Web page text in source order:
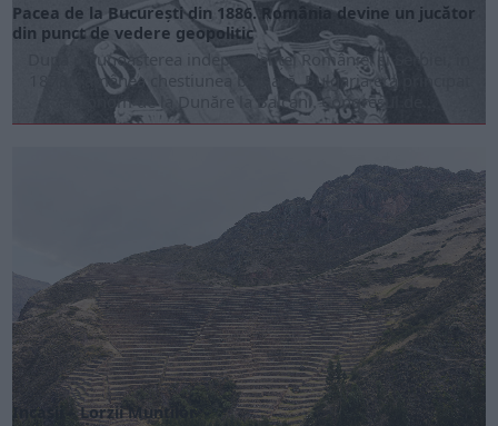
Pacea de la București din 1886. România devine un jucător
din punct de vedere geopolitic
După recunoașterea independenței Români­ei și Serbiei, în
1878. ră­mânea chestiunea bul­gară. Bulgaria era prin­cipat
autonom de la Dunăre la Bal­cani. Congresul de...
Incașii – Lorzii Munților